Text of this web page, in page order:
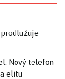
Nový telefon
elitu